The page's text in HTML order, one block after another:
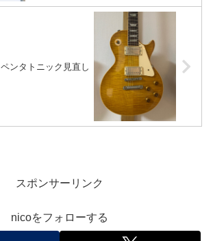
ペンタトニック見直し
スポンサーリンク
nicoをフォローする